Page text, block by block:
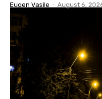
Eugen Vasile - August 6,